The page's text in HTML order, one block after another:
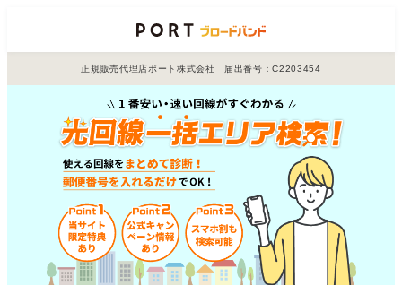
正規販売代理店ポート株式会社 届出番号：C2203454